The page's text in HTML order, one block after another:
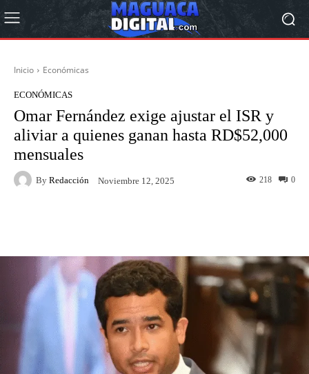
Inicio Económicas
ECONÓMICAS
Omar Fernández exige ajustar el ISR y
aliviar a quienes ganan hasta RD$52,000
mensuales
By Redacción Noviembre 12, 2025 0
218